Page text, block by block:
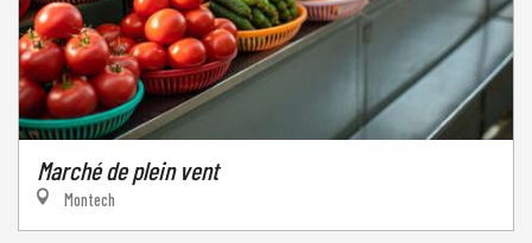
Marché de plein vent
Montech